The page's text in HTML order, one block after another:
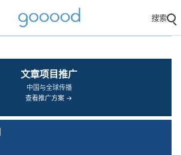
搜索
文章项目推广
中国与全球传播
查看推广方案 →